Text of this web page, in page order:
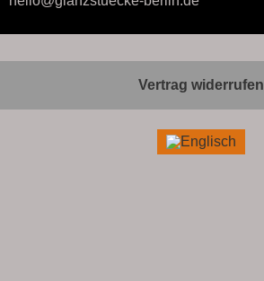
Vertrag widerrufen